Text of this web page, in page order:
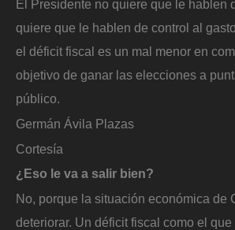
El Presidente no quiere que le hablen
quiere que le hablen de control al
el déficit fiscal es un mal menor en
objetivo de ganar las elecciones a
público.
Germán Ávila Plazas
Cortesía
¿Eso le va a salir bien?
No, porque la situación económica de
deteriorar. Un déficit fiscal como el